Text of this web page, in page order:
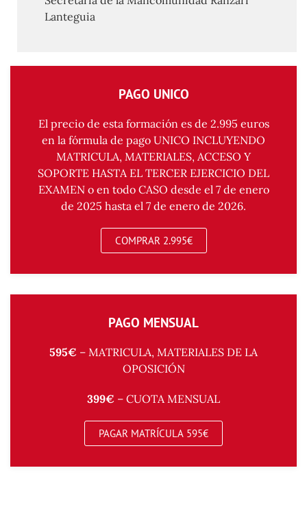
Lanteguia
PAGO UNICO
El precio de esta formación es de 2.995 euros
en la fórmula de pago UNICO INCLUYENDO
MATRICULA, MATERIALES, ACCESO Y
SOPORTE HASTA EL TERCER EJERCICIO DEL
EXAMEN o en todo CASO desde el 7 de enero
de 2025 hasta el 7 de enero de 2026.
COMPRAR 2.995€
PAGO MENSUAL
595€ – MATRICULA, MATERIALES DE LA
OPOSICIÓN
399€ – CUOTA MENSUAL
PAGAR MATRÍCULA 595€